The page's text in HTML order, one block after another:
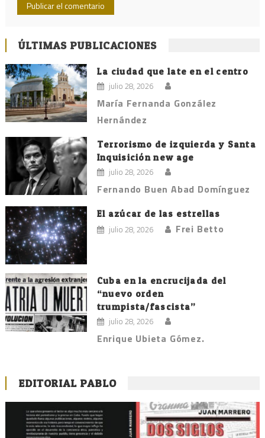
ÚLTIMAS PUBLICACIONES
La ciudad que late en el centro
julio 28, 2026
María Fernanda González
Hernández
Terrorismo de izquierda y Santa
Inquisición new age
julio 28, 2026
Fernando Buen Abad Domínguez
El azúcar de las estrellas
julio 28, 2026 Frei Betto
Cuba en la encrucijada del
“nuevo orden
trumpista/fascista”
julio 28, 2026
Enrique Ubieta Gómez.
EDITORIAL PABLO